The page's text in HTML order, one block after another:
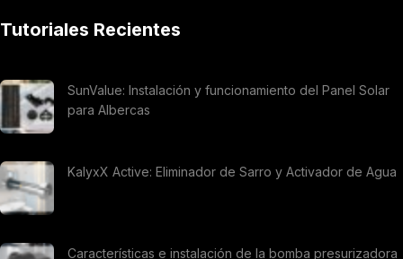
Tutoriales Recientes
SunValue: Instalación y funcionamiento del Panel Solar
para Albercas
KalyxX Active: Eliminador de Sarro y Activador de Agua
Características e instalación de la bomba presurizadora